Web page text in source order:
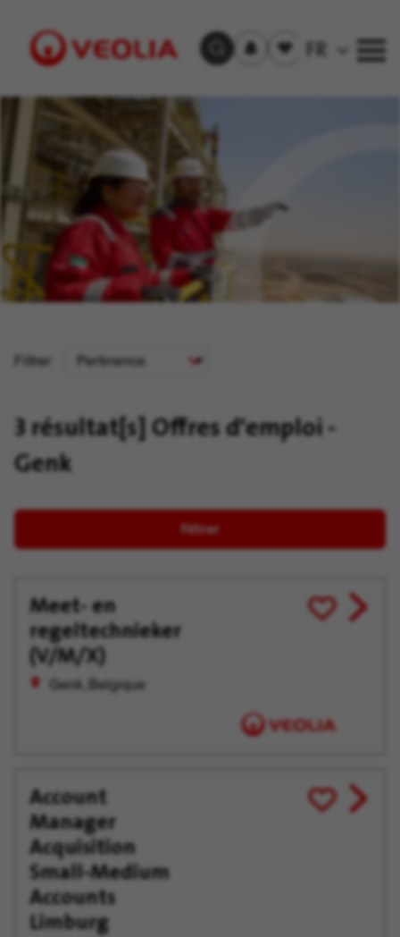
Visit
Trouver un emploi
aux
Offre(s)
sauvegardée(s)
FR
Filtrer
Critère
3 résultat[s]Offres d'emploi -
Genk
Filtrer
Meet- en
regeltechnieker
(V/M/X)
Genk, Belgique
Enregistrer
pour
View
job
Account
Manager
Acquisition
Small-Medium
Accounts
Limburg
Enregistrer
pour
View
job